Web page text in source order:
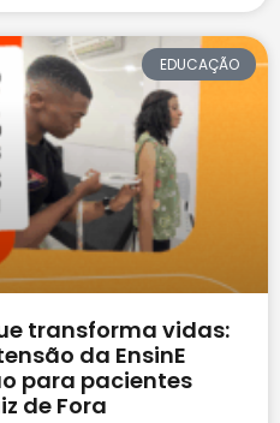
EDUCAÇÃO
transforma vidas:
da EnsinE
para pacientes
de Fora